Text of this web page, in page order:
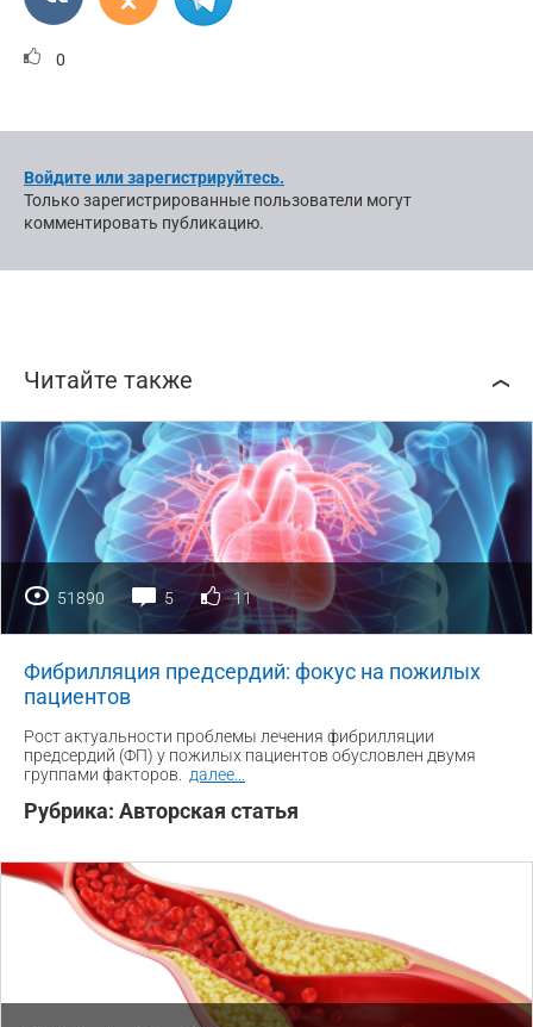
0
Войдите или зарегистрируйтесь.
Только зарегистрированные пользователи могут
комментировать публикацию.
Читайте также
51890 5 11
Фибрилляция предсердий: фокус на пожилых
пациентов
Рост актуальности проблемы лечения фибрилляции
предсердий (ФП) у пожилых пациентов обусловлен двумя
группами факторов. далее...
Рубрика: Авторская статья